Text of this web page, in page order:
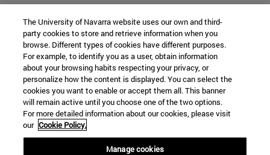
The University of Navarra website uses our own and third-
party cookies to store and retrieve information when you
browse. Different types of cookies have different purposes.
For example, to identify you as a user, obtain information
about your browsing habits respecting your privacy, or
personalize how the content is displayed. You can select the
cookies you want to enable or accept them all. This banner
will remain active until you choose one of the two options.
For more detailed information about our cookies, please visit
our Cookie Policy.
Manage cookies